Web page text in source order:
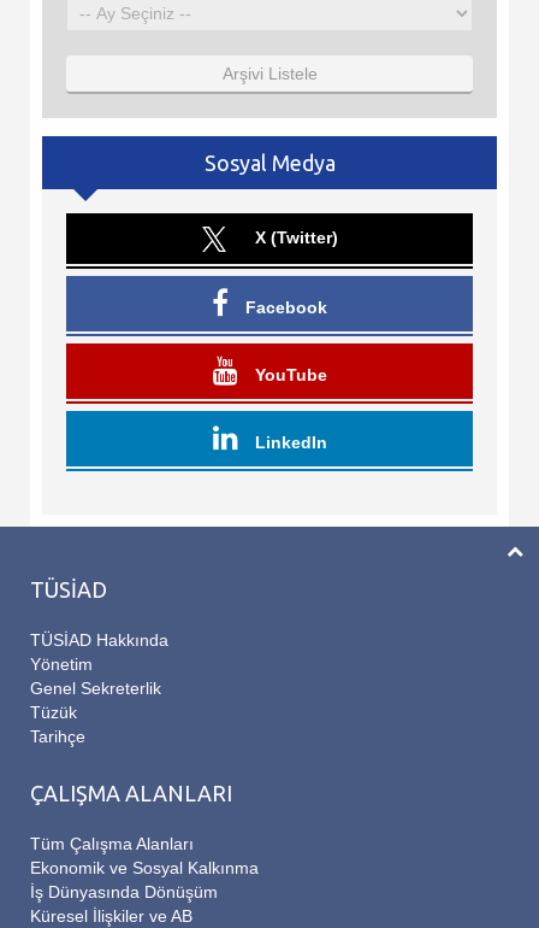
Arşivi Listele
Sosyal Medya
X (Twitter)
Facebook
YouTube
LinkedIn
TÜSİAD
TÜSİAD Hakkında
Yönetim
Genel Sekreterlik
Tüzük
Tarihçe
ÇALIŞMA ALANLARI
Tüm Çalışma Alanları
Ekonomik ve Sosyal Kalkınma
İş Dünyasında Dönüşüm
Küresel İlişkiler ve AB